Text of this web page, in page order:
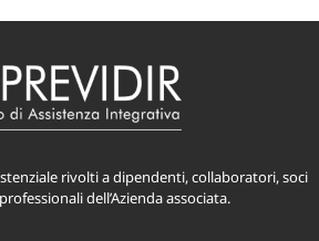
rivolti a dipendenti, collaboratori, soci
dell’Azienda associata.